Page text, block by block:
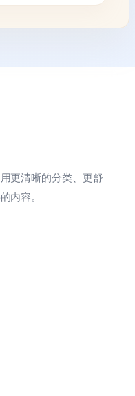
更清晰的分类、更舒
内容。